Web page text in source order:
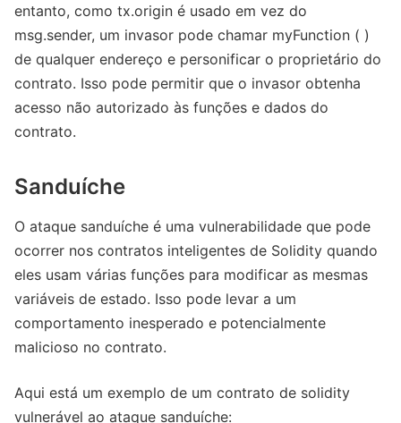
entanto, como tx.origin é usado em vez do
msg.sender, um invasor pode chamar myFunction ( )
de qualquer endereço e personificar o proprietário do
contrato. Isso pode permitir que o invasor obtenha
acesso não autorizado às funções e dados do
contrato.
Sanduíche
O ataque sanduíche é uma vulnerabilidade que pode
ocorrer nos contratos inteligentes de Solidity quando
eles usam várias funções para modificar as mesmas
variáveis de estado. Isso pode levar a um
comportamento inesperado e potencialmente
malicioso no contrato.
Aqui está um exemplo de um contrato de solidity
vulnerável ao ataque sanduíche: